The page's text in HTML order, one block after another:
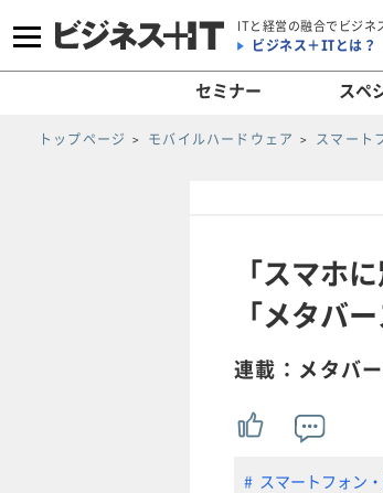
ITと経営の融合でビジネ
ビジネス＋ITとは？
セミナー スペ
トップページ モバイルハードウェア スマート
「スマホ
「メタバ
連載：メタバ
スマートフォン